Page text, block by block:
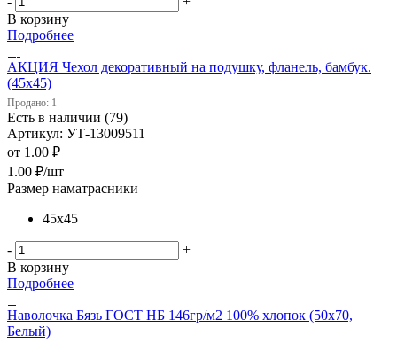
В корзину
Подробнее
АКЦИЯ Чехол декоративный на подушку, фланель, бамбук.
(45х45)
Продано: 1
Есть в наличии (79)
Артикул: УТ-13009511
от 1.00 ₽
1.00 ₽/шт
Размер наматрасники
45х45
-
+
В корзину
Подробнее
Наволочка Бязь ГОСТ НБ 146гр/м2 100% хлопок (50х70,
Белый)